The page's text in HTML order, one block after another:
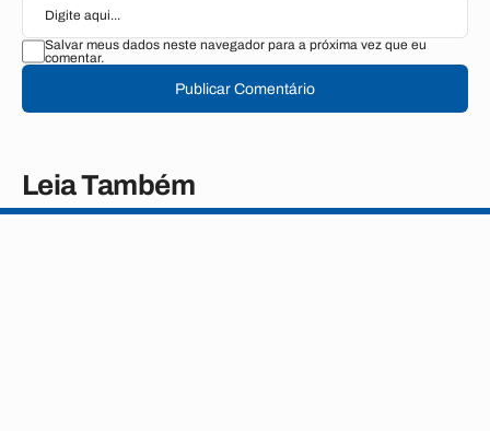
Salvar meus dados neste navegador para a próxima vez que eu
comentar.
Publicar Comentário
Leia Também